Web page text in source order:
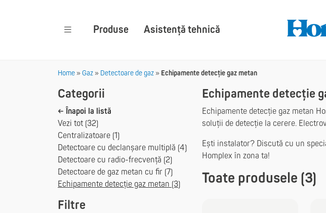
Produse Asistență tehnică
Home » Gaz » Detectoare de gaz » Echipamente detecție gaz metan
Echipamente detecție
Echipamente detecție gaz metan
soluții de detecție la cerere.
Ești instalator? Discută cu un
Homplex în zona ta!
Toate produsele (3)
Categorii
← Înapoi la listă
Vezi tot (32)
Centralizatoare (1)
Detectoare cu declanșare multiplă (4)
Detectoare cu radio-frecvență (2)
Detectoare de gaz metan cu fir (7)
Echipamente detecție gaz metan (3)
Filtre